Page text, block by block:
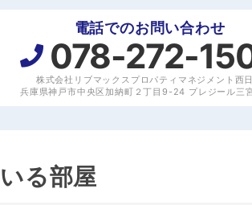
電話でのお問い合わせ
078-272-
株式会社リブマックスプロパティマネジメント西
兵庫県神戸市中央区加納町２丁目9-24 プレジール三
る部屋